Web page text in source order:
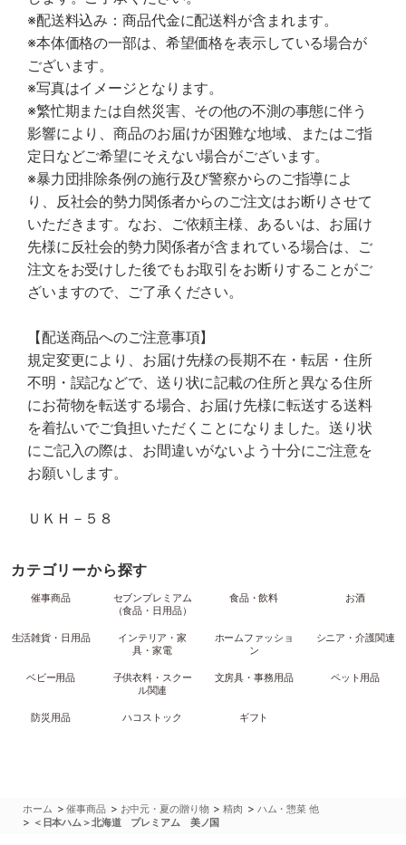
※配送料込み：商品代金に配送料が含まれます。
※本体価格の一部は、希望価格を表示している場合が
ございます。
※写真はイメージとなります。
※繁忙期または自然災害、その他の不測の事態に伴う
影響により、商品のお届けが困難な地域、またはご指
定日などご希望にそえない場合がございます。
※暴力団排除条例の施行及び警察からのご指導によ
り、反社会的勢力関係者からのご注文はお断りさせて
いただきます。なお、ご依頼主様、あるいは、お届け
先様に反社会的勢力関係者が含まれている場合は、ご
注文をお受けした後でもお取引をお断りすることがご
ざいますので、ご了承ください。
【配送商品へのご注意事項】
規定変更により、お届け先様の長期不在・転居・住所
不明・誤記などで、送り状に記載の住所と異なる住所
にお荷物を転送する場合、お届け先様に転送する送料
を着払いでご負担いただくことになりました。送り状
にご記入の際は、お間違いがないよう十分にご注意を
お願いします。
ＵＫＨ－５８
カテゴリーから探す
催事商品
セブンプレミアム
（食品・日用品）
食品・飲料 お酒
生活雑貨・日用品
インテリア・家
具・家電
ホームファッショ
ン
シニア・介護関連
ベビー用品
子供衣料・スクー
ル関連
文房具・事務用品 ペット用品
防災用品 ハコストック ギフト
ホーム >催事商品 > お中元・夏の贈り物 >精肉 > ハム・惣菜 他
> ＜日本ハム＞北海道 プレミアム 美ノ国